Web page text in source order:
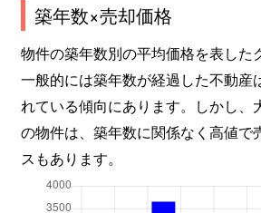
築年数×売却価格
物件の築年数別の平均価格を表した
一般的には築年数が経過した不動産
れている傾向にあります。しかし、
の物件は、築年数に関係なく高値で
スもあります。